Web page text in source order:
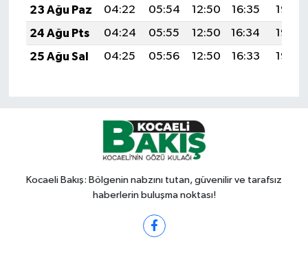
23 Ağu Paz
04:22 05:54 12:50 16:35
19:36
24 Ağu Pts
04:24 05:55 12:50 16:34
19:35
25 Ağu Sal
04:25 05:56 12:50 16:33 19:33
Kocaeli Bakış: Bölgenin nabzını tutan, güvenilir ve tarafsız
haberlerin buluşma noktası!